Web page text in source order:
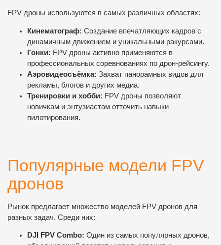
FPV дроны используются в самых различных областях:
Кинематограф: Создание впечатляющих кадров с
динамичным движением и уникальными ракурсами.
Гонки: FPV дроны активно применяются в
профессиональных соревнованиях по дрон-рейсингу.
Аэровидеосъёмка: Захват панорамных видов для
рекламы, блогов и других медиа.
Тренировки и хобби: FPV дроны позволяют
новичкам и энтузиастам отточить навыки
пилотирования.
Популярные модели FPV
дронов
Рынок предлагает множество моделей FPV дронов для
разных задач. Среди них:
DJI FPV Combo: Один из самых популярных дронов,